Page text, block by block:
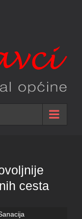
cesta